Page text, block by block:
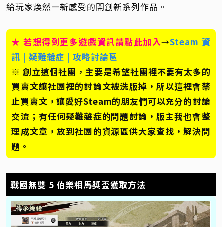
給玩家煥然一新感受的開創新系列作品。
★ 若想得到更多遊戲資訊請點此加入→Steam 資
訊 | 疑難雜症 | 攻略討論區
※ 創立這個社團，主要是希望社團裡不要有太多的
買賣文讓社團裡的討論文被洗版掉，所以這裡會禁
止買賣文，讓愛好Steam的朋友們可以充分的討論
交流；有任何疑難雜症的問題討論，版主我也會整
理成文章，放到社團的資源區供大家查找，解決問
題。
戰國無雙 5 伯樂相馬獎盃獲取方法